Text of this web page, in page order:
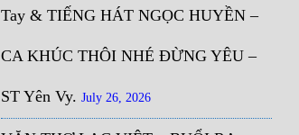
Tay & TIẾNG HÁT NGỌC HUYỀN –
CA KHÚC THÔI NHÉ ĐỪNG YÊU –
ST Yên Vy. July 26, 2026